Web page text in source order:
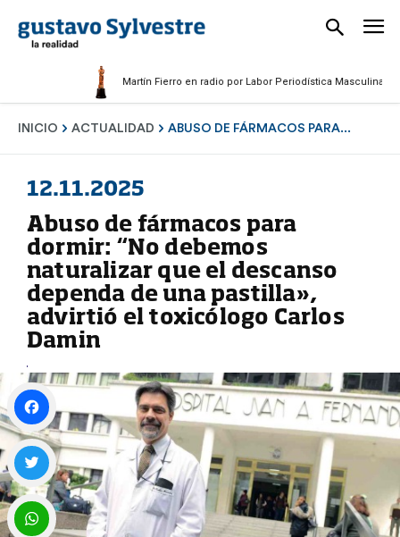
Martín Fierro en radio por Labor Periodística Masculina 2025
INICIO ACTUALIDAD ABUSO DE FÁRMACOS PARA...
12.11.2025
Abuso de fármacos para
dormir: “No debemos
naturalizar que el descanso
dependa de una pastilla»,
advirtió el toxicólogo Carlos
Damin
Facebook
Twitter